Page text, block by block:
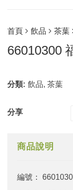
首頁 飲品 茶葉
66010300
分類: 飲品, 茶葉
分享
商品說明
編號：